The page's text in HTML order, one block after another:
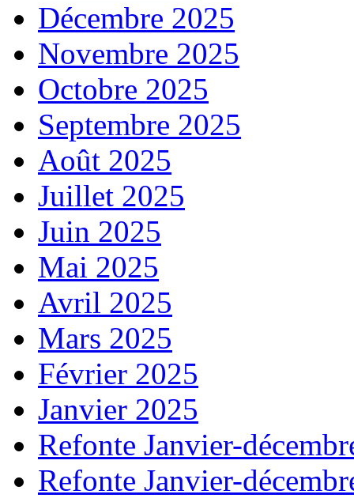
Décembre 2025
Novembre 2025
Octobre 2025
Septembre 2025
Août 2025
Juillet 2025
Juin 2025
Mai 2025
Avril 2025
Mars 2025
Février 2025
Janvier 2025
Refonte Janvier-
Refonte Janvier-